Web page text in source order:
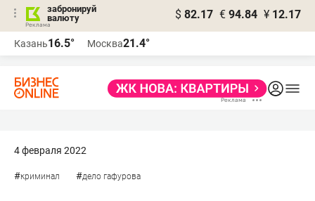
забронируй
валюту
$ 82.17 € 94.84 ¥ 12.17
Казань16.5° Москва21.4°
4 февраля 2022
#криминал #дело гафурова